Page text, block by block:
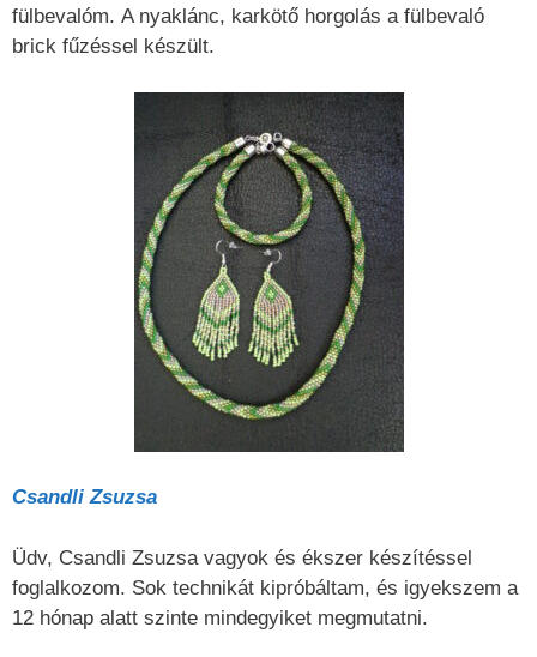
fülbevalóm. A nyaklánc, karkötő horgolás a fülbevaló
brick fűzéssel készült.
Csandli Zsuzsa
Üdv, Csandli Zsuzsa vagyok és ékszer készítéssel
foglalkozom. Sok technikát kipróbáltam, és igyekszem a
12 hónap alatt szinte mindegyiket megmutatni.